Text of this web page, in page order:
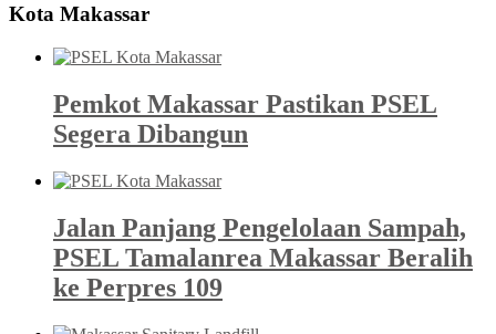
Kota Makassar
Pemkot Makassar Pastikan PSEL
Segera Dibangun
Jalan Panjang Pengelolaan Sampah,
PSEL Tamalanrea Makassar Beralih
ke Perpres 109